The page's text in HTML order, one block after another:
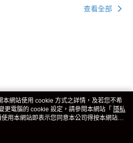
查看全部
網站使用 cookie 方式之詳情，及若您不希
更電腦的 cookie 設定，請參閱本網站「 隱私
用本網站即表示您同意本公司得按本網站使